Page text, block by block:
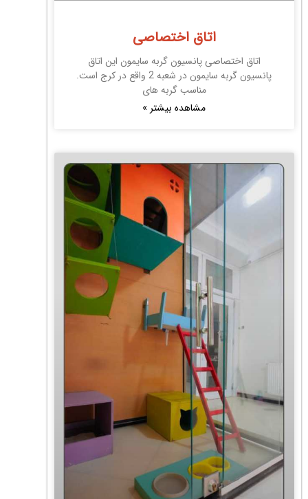
اتاق اختصاصی
اتاق اختصاصی پانسیون گربه سایمون این اتاق
پانسیون گربه سایمون در شعبه 2 واقع در کرج است.
مناسب گربه های
مشاهده بیشتر »